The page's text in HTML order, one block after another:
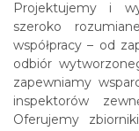
Projektujemy i
szeroko
współpracy – od
odbiór
zapewniamy
inspektorów
Oferujemy